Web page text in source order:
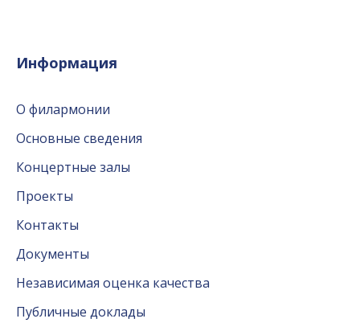
Информация
О филармонии
Основные сведения
Концертные залы
Проекты
Контакты
Документы
Независимая оценка качества
Публичные доклады